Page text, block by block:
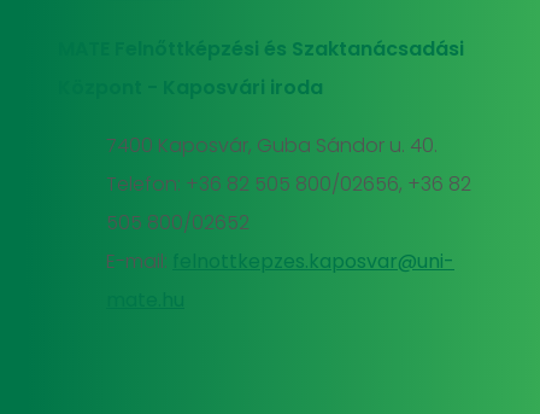
MATE Felnőttképzési és Szaktanácsadási
Központ - Kaposvári iroda
7400 Kaposvár, Guba Sándor u. 40.
Telefon: +36 82 505 800/02656, +36 82
505 800/02652
E-mail:
felnottkepzes.kaposvar@uni-